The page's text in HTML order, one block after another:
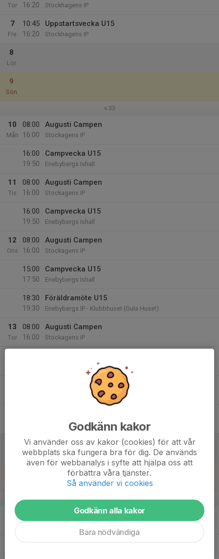
Tor
16:20
Stockhagens IP
7
Fre
10:45
16:20
Uppstartsvecka U15
Stockhagens IP
8
Lör
9
Sön
v.33
10
Mån
08:00
16:00
Augusti Campen
Stockagens IP
16:00
19:50
Campvecka U15
Enebybergs Ishall
11
Tis
08:00
16:00
Augusti Campen
Stockagens IP
16:00
19:50
Campvecka U15
Enebybergs Ishall
12
Ons
08:00
16:00
Augusti Campen
Stockagens IP
15:00
17:50
Campvecka U15
Enebybergs Ishall
18:30
19:30
Föräldramöte U15
Enebybergs IP - Klubbhuset (Gula Huset)
13
Tor
08:00
16:00
Augusti Campen
Stockagens IP
Enebybergs Ishall
Augusti Campen
Enebybergs Ishall
v.34
17
Godkänn kakor
Vi använder oss av kakor (cookies) för att vår
webbplats ska fungera bra för dig. De används
även för webbanalys i syfte att hjälpa oss att
förbättra våra tjänster.
Så använder vi cookies
Godkänn alla kakor
Bara nödvändiga